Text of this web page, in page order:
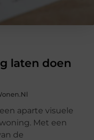
laten doen
aparte visuele
Met een
de